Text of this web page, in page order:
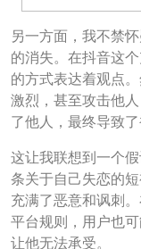
另一方面，我不禁
的消失。在抖音这
的方式表达着观点
激烈，甚至攻击他
了他人，最终导致了
这让我联想到一个
条关于自己失恋的
充满了恶意和讽刺
平台规则，用户也
让他无法承受。